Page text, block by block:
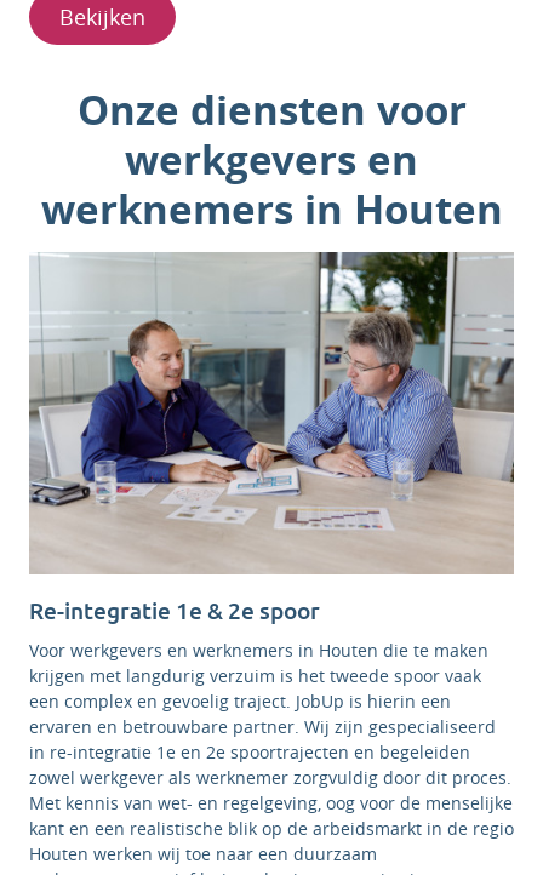
Bekijken
Onze diensten voor
werkgevers en
werknemers in Houten
Re-integratie 1e & 2e spoor
Voor werkgevers en werknemers in Houten die te maken
krijgen met langdurig verzuim is het tweede spoor vaak
een complex en gevoelig traject. JobUp is hierin een
ervaren en betrouwbare partner. Wij zijn gespecialiseerd
in re-integratie 1e en 2e spoortrajecten en begeleiden
zowel werkgever als werknemer zorgvuldig door dit proces.
Met kennis van wet- en regelgeving, oog voor de menselijke
kant en een realistische blik op de arbeidsmarkt in de regio
Houten werken wij toe naar een duurzaam